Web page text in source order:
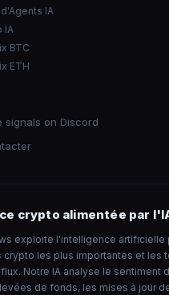
IA
IA
BTC
ETH
signals on Discord
crypto alimentée par
exploite l'intelligence artificielle
crypto les plus importantes et les
Notre IA analyse le sentiment
de fonds, les mises à jour